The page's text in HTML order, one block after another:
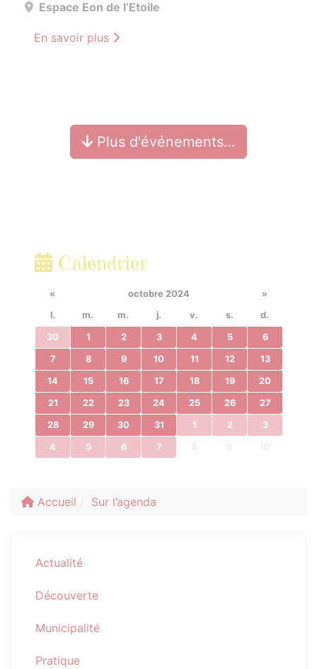
Espace Eon de l’Etoile
En savoir plus
Plus d'événements…
Calendrier
« octobre 2024
»
l.
m. m. j. v. s. d.
30 1 2 3 4 5 6
7 8 9 10 11 12 13
14 15 16 17 18 19 20
21 22 23 24 25 26 27
28 29 30 31 1 2 3
4 5 6 7 8 9 10
Accueil Sur l’agenda
Actualité
Découverte
Municipalité
Pratique